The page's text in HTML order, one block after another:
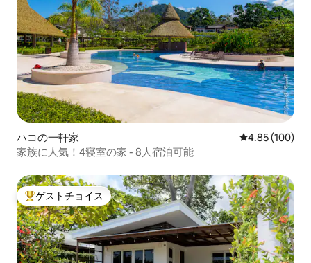
ハコの一軒家 レビュー100
4.85 (100)
家族に人気！4寝室の家 - 8人宿泊可能
大好評のゲストチョイスです。
ゲストチョイス